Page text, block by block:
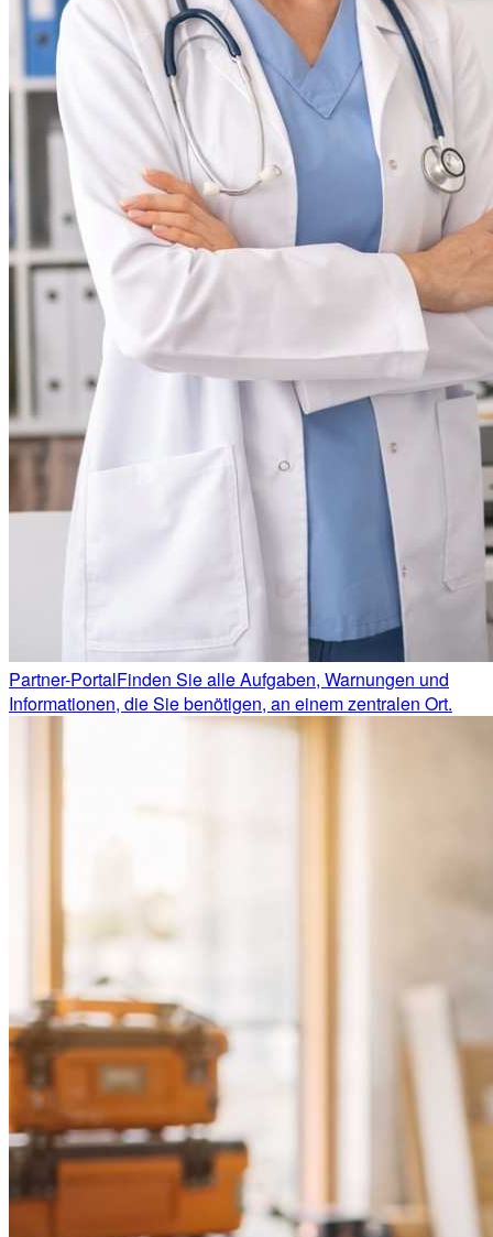
Partner-PortalFinden Sie alle Aufgaben, Warnungen und
Informationen, die Sie benötigen, an einem zentralen Ort.